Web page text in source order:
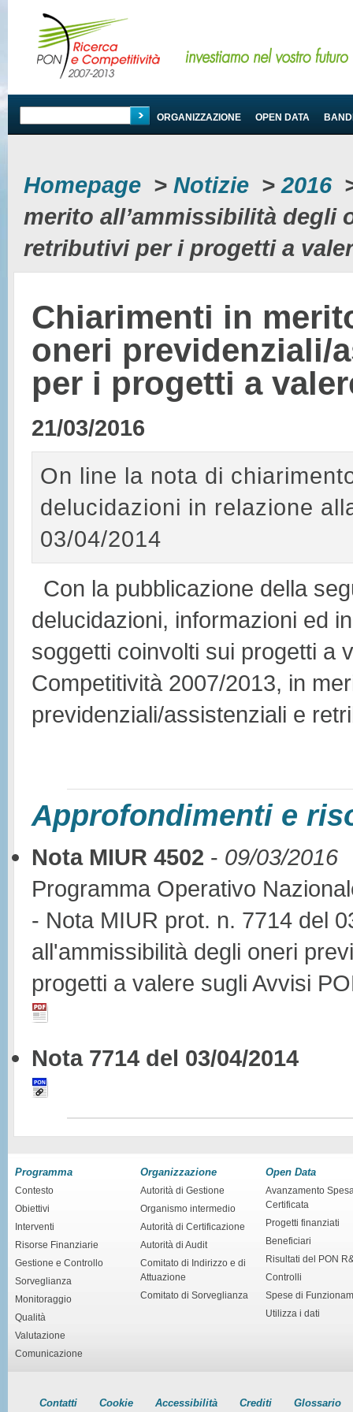
PROGRAMMA ORGANIZZAZIONE OPEN DATA
Homepage > Notizie >2016
merito all’ammissibilità degli
retributivi per i progetti a
Chiarimenti in
oneri previdenziali/
per i progetti a
21/03/2016
On line la nota di
delucidazioni in relazione
03/04/2014
Con la pubblicazione della
delucidazioni, informazioni ed
soggetti coinvolti sui progetti a
Competitività 2007/2013, in
previdenziali/assistenziali e
Approfondimenti e
Nota MIUR 4502 - 09/03/2016
Programma Operativo
- Nota MIUR prot. n. 7714 del
all'ammissibilità degli oneri
progetti a valere sugli Avvisi
Nota 7714 del 03/04/2014
Programma
Contesto
Obiettivi
Interventi
Risorse Finanziarie
Gestione e Controllo
Sorveglianza
Monitoraggio
Qualità
Valutazione
Comunicazione
Organizzazione
Autorità di Gestione
Organismo intermedio
Autorità di Certificazione
Autorità di Audit
Comitato di Indirizzo e di
Attuazione
Comitato di Sorveglianza
Open Data
Avanzamento
Certificata
Progetti finanziati
Beneficiari
Risultati del PON
Controlli
Spese di
Utilizza i dati
Contatti Cookie Accessibilità Crediti Glossario